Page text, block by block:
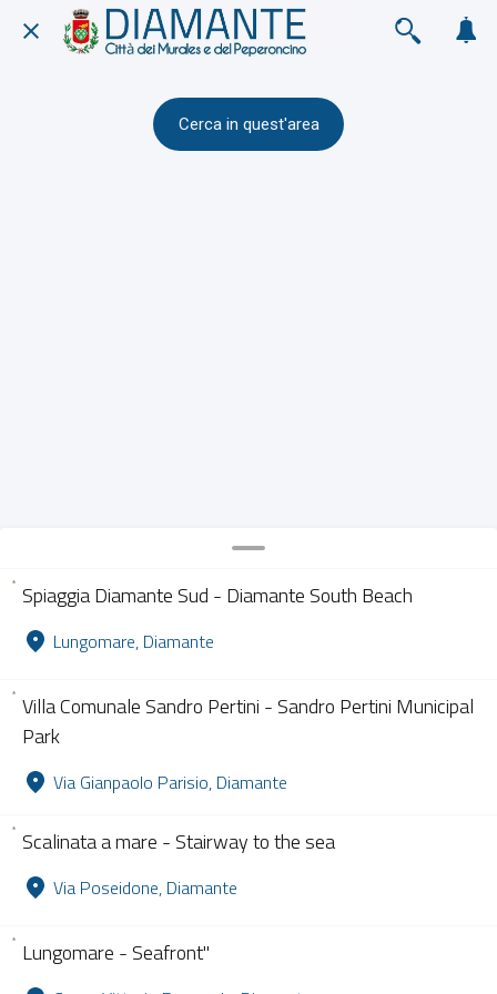
Spiaggia Diamante Sud - Diamante South Beach
Lungomare, Diamante
Villa Comunale Sandro Pertini - Sandro Pertini Municipal
Park
Via Gianpaolo Parisio, Diamante
Scalinata a mare - Stairway to the sea
Via Poseidone, Diamante
Lungomare - Seafront"
Cerca in quest'area